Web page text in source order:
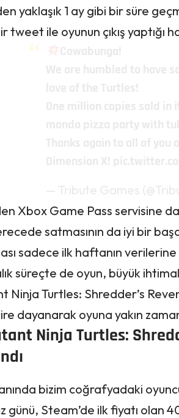
yaklaşık 1 ay gibi bir süre
tweet ile oyunun çıkış yaptığı
Xbox Game Pass servisine
satmasının da iyi bir
sadece ilk haftanın
süreçte de oyun, büyük
Turtles: Shredder’s
dayanarak oyuna yakın
Ninja Turtles:
bizim coğrafyadaki
günü, Steam’de ilk fiyatı